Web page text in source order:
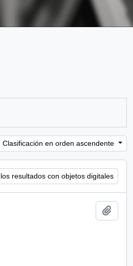
Clasificación en orden ascendente
resultados con objetos digitales